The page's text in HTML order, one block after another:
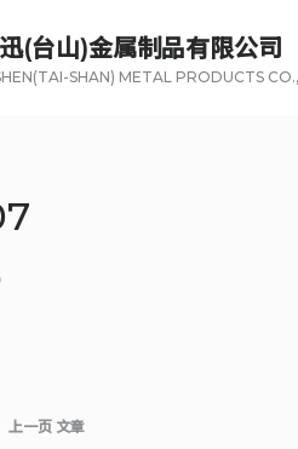
(台山)金属制品有限公司
SHAN) METAL PRODUCTS
上一页 文章